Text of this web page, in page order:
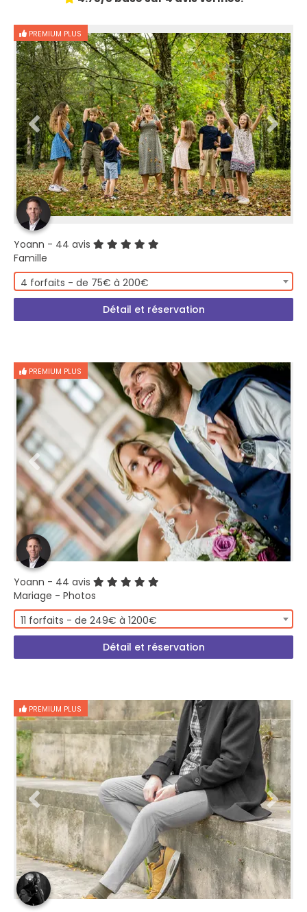
PREMIUM PLUS
Yoann - 44 avis
Famille
4 forfaits - de 75€ à 200€
Détail et réservation
PREMIUM PLUS
Yoann - 44 avis
Mariage - Photos
11 forfaits - de 249€ à 1200€
Détail et réservation
PREMIUM PLUS